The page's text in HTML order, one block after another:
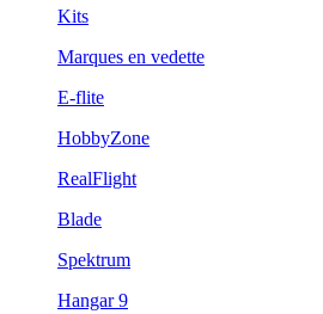
Kits
Marques en vedette
E-flite
HobbyZone
RealFlight
Blade
Spektrum
Hangar 9